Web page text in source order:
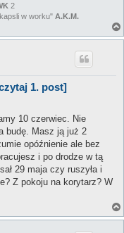
2
w worku" A.K.M.
1. post]
10 czerwiec. Nie
budę. Masz ją już 2
opóźnienie ale bez
i po drodze w tą
29 maja czy ruszyła i
Z pokoju na korytarz? W